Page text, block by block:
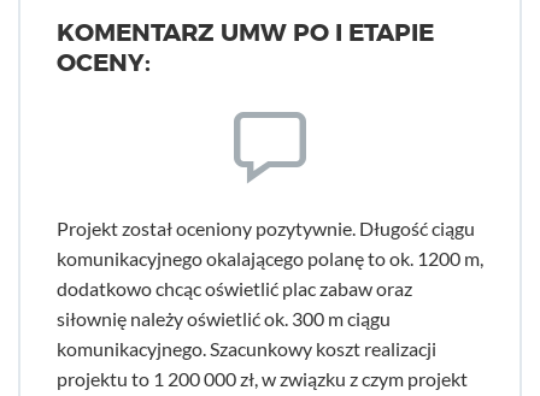
KOMENTARZ UMW PO I ETAPIE
OCENY:
Projekt został oceniony pozytywnie. Długość ciągu
komunikacyjnego okalającego polanę to ok. 1200 m,
dodatkowo chcąc oświetlić plac zabaw oraz
siłownię należy oświetlić ok. 300 m ciągu
komunikacyjnego. Szacunkowy koszt realizacji
projektu to 1 200 000 zł, w związku z czym projekt